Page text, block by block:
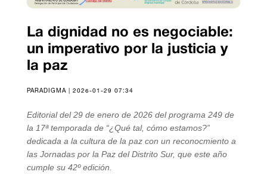
La dignidad no es negociable:
un imperativo por la justicia y
la paz
PARADIGMA | 2026-01-29 07:34
Editorial del 29 de enero de 2026 del programa 249 de
la 17ª temporada de “¿Qué tal, cómo estamos?”
dedicada a la cultura de la paz con un reconocmiento a
las Jornadas por la Paz del Distrito Sur, que este año
cumple su 42º edición.